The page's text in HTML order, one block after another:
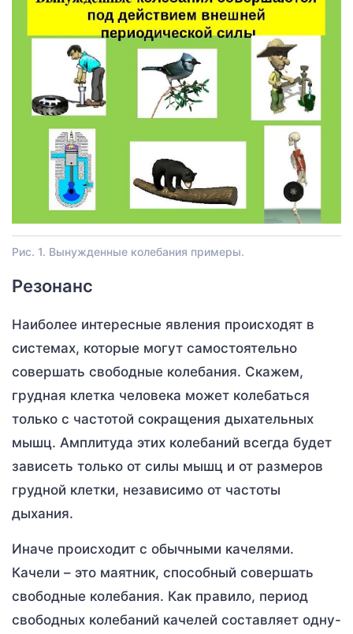
Рис. 1. Вынужденные колебания примеры.
Резонанс
Наиболее интересные явления происходят в
системах, которые могут самостоятельно
совершать свободные колебания. Скажем,
грудная клетка человека может колебаться
только с частотой сокращения дыхательных
мышц. Амплитуда этих колебаний всегда будет
зависеть только от силы мышц и от размеров
грудной клетки, независимо от частоты
дыхания.
Иначе происходит с обычными качелями.
Качели – это маятник, способный совершать
свободные колебания. Как правило, период
свободных колебаний качелей составляет одну-